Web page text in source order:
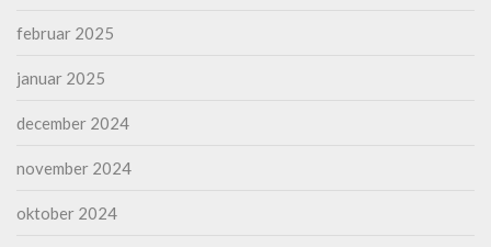
februar 2025
januar 2025
december 2024
november 2024
oktober 2024